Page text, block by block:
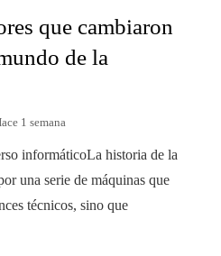
que cambiaron
de la
1 semana
informáticoLa historia de la
una serie de máquinas que
técnicos, sino que